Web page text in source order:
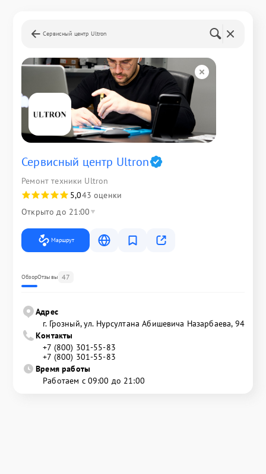
Сервисный центр Ultron
Сервисный центр Ultron
Ремонт техники Ultron
5,043 оценки
Открыто до 21:00
Маршрут
ОбзорОтзывы 47
Адрес
г. Грозный, ул. Нурсултана Абишевича Назарбаева, 94
Контакты
+7 (800) 301-55-83
+7 (800) 301-55-83
Время работы
Работаем с 09:00 до 21:00